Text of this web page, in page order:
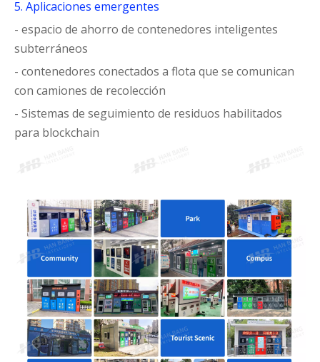
5. Aplicaciones emergentes
- espacio de ahorro de contenedores inteligentes
subterráneos
- contenedores conectados a flota que se comunican
con camiones de recolección
- Sistemas de seguimiento de residuos habilitados
para blockchain